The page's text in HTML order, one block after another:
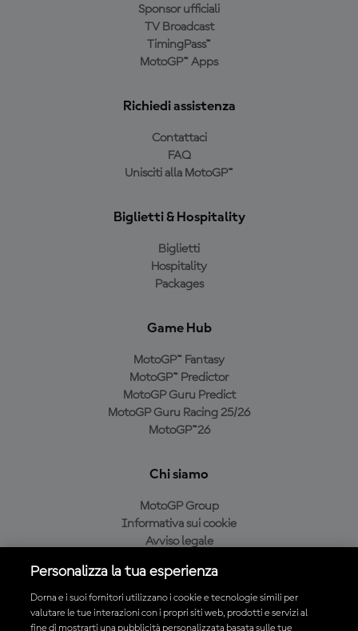
Sponsor ufficiali
TV Broadcast
TimingPass™
MotoGP™ Apps
Richiedi assistenza
Contattaci
FAQ
Unisciti alla MotoGP™
Biglietti & Hospitality
Biglietti
Hospitality
Packages
Game Hub
MotoGP™ Fantasy
MotoGP™ Predictor
MotoGP Guru Predict
MotoGP Guru Racing 25/26
MotoGP™26
Chi siamo
MotoGP Group
Informativa sui cookie
Avviso legale
Condizioni di acquisto
Personalizza la tua esperienza
Dorna e i suoi fornitori utilizzano i cookie e tecnologie simili per
valutare le tue interazioni con i propri siti web, prodotti e servizi al
fine di mostrarti una pubblicità personalizzata basata sulle tue